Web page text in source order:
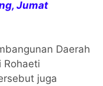
Jumat
Daerah
Rohaeti
juga